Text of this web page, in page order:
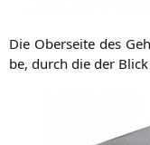
Die Ober­sei­te des
be, durch die der